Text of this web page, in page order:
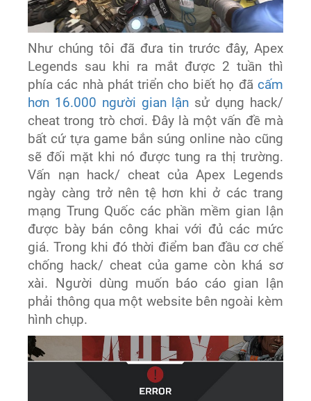
Như chúng tôi đã đưa tin trước đây, Apex
Legends sau khi ra mắt được 2 tuần thì
phía các nhà phát triển cho biết họ đã cấm
hơn 16.000 người gian lận sử dụng hack/
cheat trong trò chơi. Đây là một vấn đề mà
bất cứ tựa game bắn súng online nào cũng
sẽ đối mặt khi nó được tung ra thị trường.
Vấn nạn hack/ cheat của Apex Legends
ngày càng trở nên tệ hơn khi ở các trang
mạng Trung Quốc các phần mềm gian lận
được bày bán công khai với đủ các mức
giá. Trong khi đó thời điểm ban đầu cơ chế
chống hack/ cheat của game còn khá sơ
xài. Người dùng muốn báo cáo gian lận
phải thông qua một website bên ngoài kèm
hình chụp.